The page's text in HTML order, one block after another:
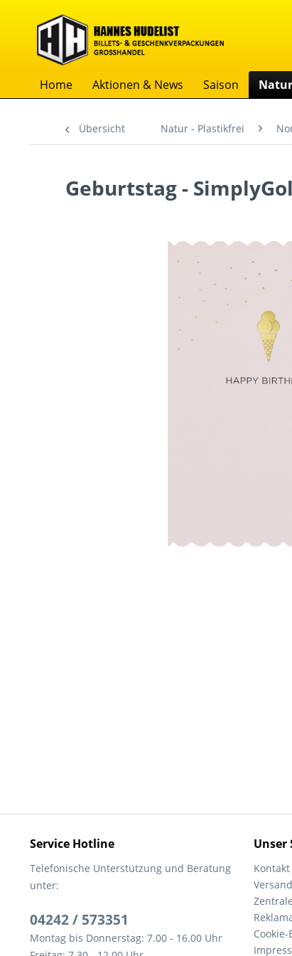
Home Aktionen & News Saison
Übersicht Natur - Plastikfrei
Geburtstag -
Service Hotline
Telefonische Unterstützung und Beratung
unter:
04242 / 573351
Montag bis Donnerstag: 7.00 - 16.00 Uhr
Unser